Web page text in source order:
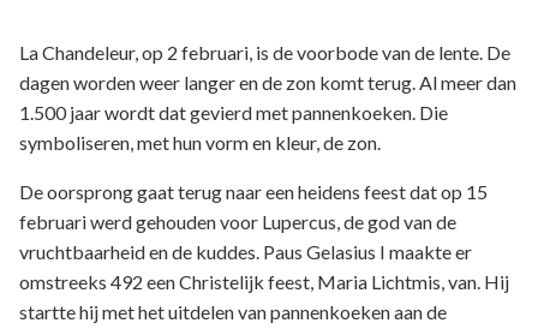
La Chandeleur, op 2 februari, is de voorbode van de lente. De
dagen worden weer langer en de zon komt terug. Al meer dan
1.500 jaar wordt dat gevierd met pannenkoeken. Die
symboliseren, met hun vorm en kleur, de zon.
De oorsprong gaat terug naar een heidens feest dat op 15
februari werd gehouden voor Lupercus, de god van de
vruchtbaarheid en de kuddes. Paus Gelasius I maakte er
omstreeks 492 een Christelijk feest, Maria Lichtmis, van. Hij
startte hij met het uitdelen van pannenkoeken aan de